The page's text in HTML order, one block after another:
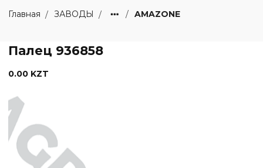
Главная ЗАВОДЫ AMAZONE
Палец 936858
0.00 KZT